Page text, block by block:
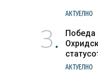
АКТУЕЛНО
3
Победа
АКТУЕЛНО